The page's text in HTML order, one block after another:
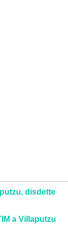
disdette
a Villaputzu